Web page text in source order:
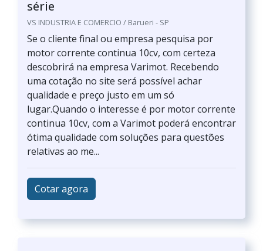
série
VS INDUSTRIA E COMERCIO / Barueri - SP
Se o cliente final ou empresa pesquisa por
motor corrente continua 10cv, com certeza
descobrirá na empresa Varimot. Recebendo
uma cotação no site será possível achar
qualidade e preço justo em um só
lugar.Quando o interesse é por motor corrente
continua 10cv, com a Varimot poderá encontrar
ótima qualidade com soluções para questões
relativas ao me...
Cotar agora